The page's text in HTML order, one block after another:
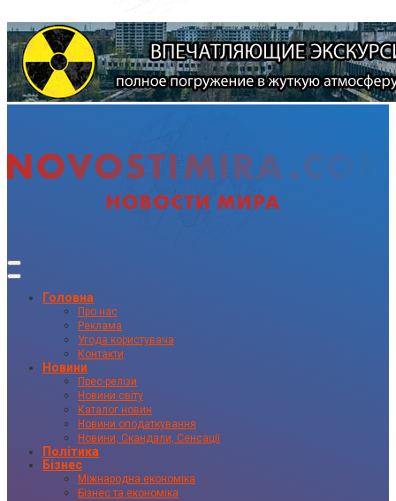
Головна
Про нас
Реклама
Угода користувача
Контакти
Новини
Прес-релізи
Новини світу
Каталог новин
Новини оподаткування
Новини, Скандали, Сенсації
Політика
Бізнес
Міжнародна економіка
Бізнес та економіка